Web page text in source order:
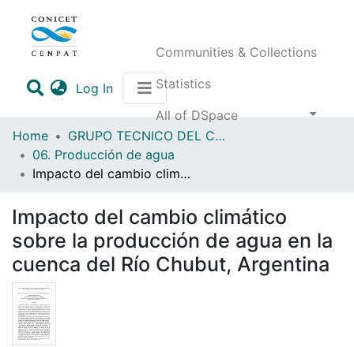
Communities & Collections
Statistics
All of DSpace
Log In(current)
Home
GRUPO TECNICO DEL COMITE DE CUENCA DEL RIO CHUBUT
06. Producción de agua
Impacto del cambio climático sobre la producción de agua en la cuenca del Río Chubut, Argentina
Impacto del cambio climático
sobre la producción de agua en la
cuenca del Río Chubut, Argentina